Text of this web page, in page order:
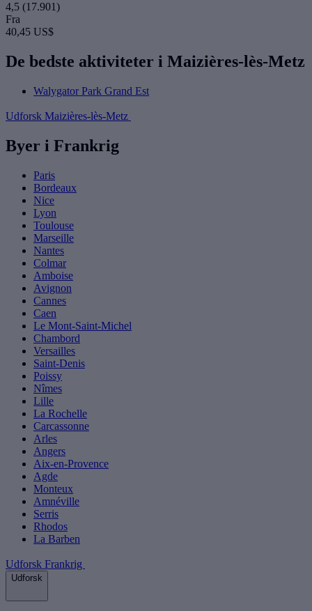
4,5 (17.901)
Fra
40,45 US$
De bedste aktiviteter i Maizières-lès-Metz
Walygator Park Grand Est
Udforsk Maizières-lès-Metz
Byer i Frankrig
Paris
Bordeaux
Nice
Lyon
Toulouse
Marseille
Nantes
Colmar
Amboise
Avignon
Cannes
Caen
Le Mont-Saint-Michel
Chambord
Versailles
Saint-Denis
Poissy
Nîmes
Lille
La Rochelle
Carcassonne
Arles
Angers
Aix-en-Provence
Agde
Monteux
Amnéville
Serris
Rhodos
La Barben
Udforsk Frankrig
Udforsk